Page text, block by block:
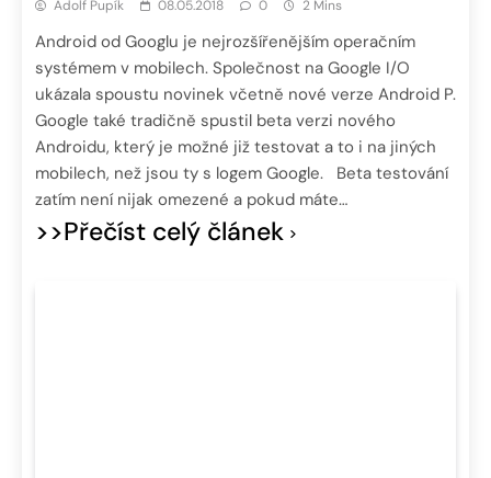
Adolf Pupík 08.05.2018 0 2 Mins
Android od Googlu je nejrozšířenějším operačním
systémem v mobilech. Společnost na Google I/O
ukázala spoustu novinek včetně nové verze Android P.
Google také tradičně spustil beta verzi nového
Androidu, který je možné již testovat a to i na jiných
mobilech, než jsou ty s logem Google. Beta testování
zatím není nijak omezené a pokud máte…
>>Přečíst celý článek